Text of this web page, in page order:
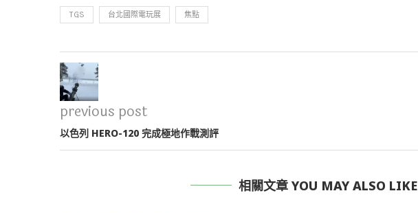
TGS 台北國際電玩展 焦點
previous post
以色列 HERO-120 完成極地作戰測評
相關文章 YOU MAY ALSO LIKE